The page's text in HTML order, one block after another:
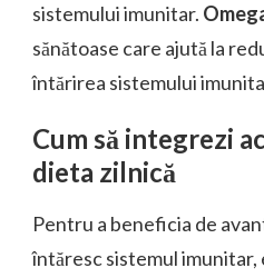
sistemului imunitar.
sănătoase care ajută la
întărirea sistemului
Cum să integrezi
dieta zilnică
Pentru a beneficia de
întăresc sistemul imunitar,